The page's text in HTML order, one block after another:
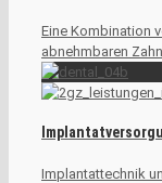
Eine Kombination
abnehmbaren
Implantattechnik